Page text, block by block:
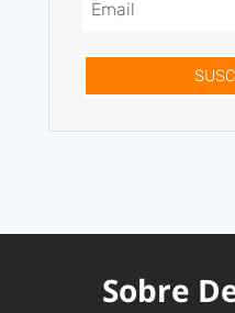
Sobre